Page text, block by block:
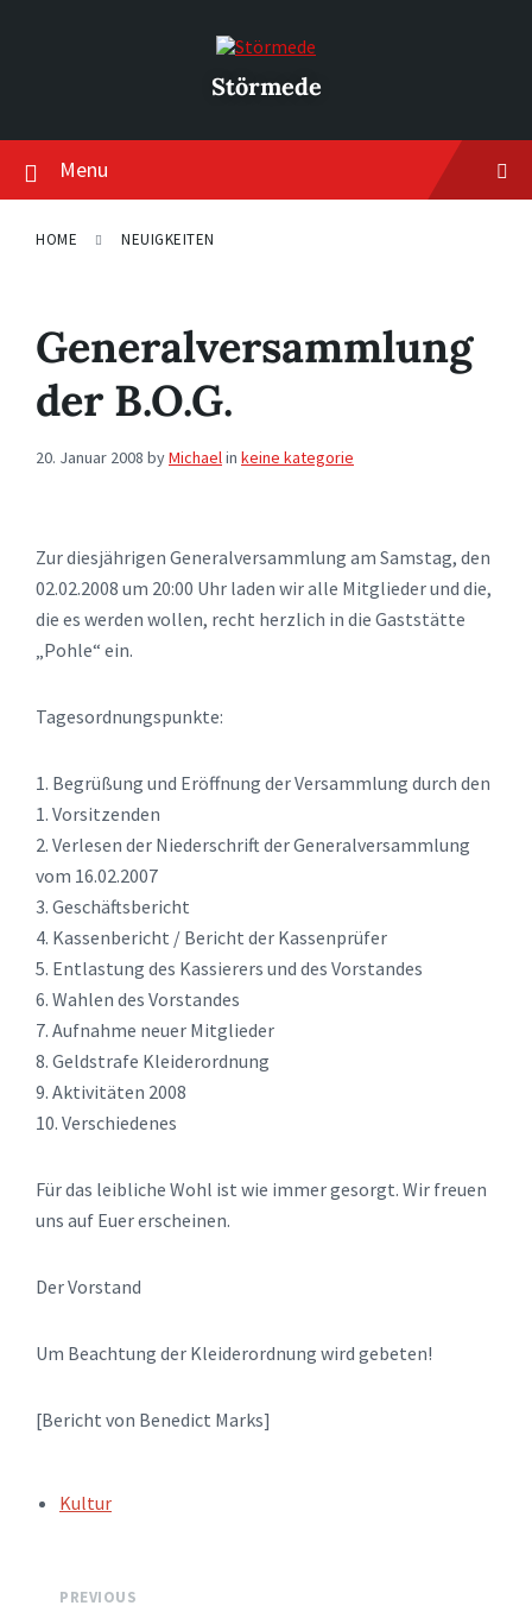
Störmede
Menu
HOME NEUIGKEITEN
Generalversammlung
der B.O.G.
20. Januar 2008 byMichaelin keine kategorie
Zur diesjährigen Generalversammlung am Samstag, den
02.02.2008 um 20:00 Uhr laden wir alle Mitglieder und die,
die es werden wollen, recht herzlich in die Gaststätte
„Pohle“ ein.
Tagesordnungspunkte:
1. Begrüßung und Eröffnung der Versammlung durch den
1. Vorsitzenden
2. Verlesen der Niederschrift der Generalversammlung
vom 16.02.2007
3. Geschäftsbericht
4. Kassenbericht / Bericht der Kassenprüfer
5. Entlastung des Kassierers und des Vorstandes
6. Wahlen des Vorstandes
7. Aufnahme neuer Mitglieder
8. Geldstrafe Kleiderordnung
9. Aktivitäten 2008
10. Verschiedenes
Für das leibliche Wohl ist wie immer gesorgt. Wir freuen
uns auf Euer erscheinen.
Der Vorstand
Um Beachtung der Kleiderordnung wird gebeten!
[Bericht von Benedict Marks]
TAGS:Kultur
PREVIOUS